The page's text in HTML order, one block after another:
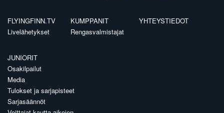
FLYINGFINN.TV
Livelähetykset
KUMPPANIT
Rengasvalmistajat
YHTEYSTIEDOT
JUNIORIT
Osakilpailut
Media
Tulokset ja sarjapisteet
Sarjasäännöt